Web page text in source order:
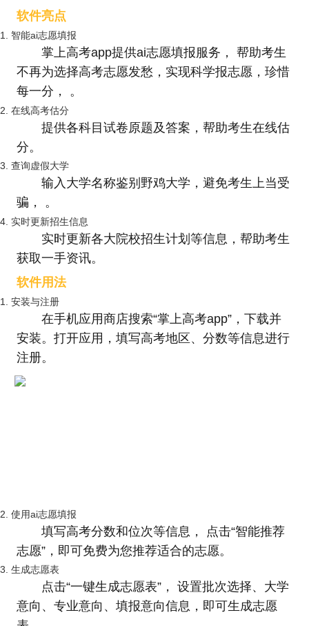
软件亮点
1. 智能ai志愿填报
掌上高考app提供ai志愿填报服务， 帮助考生
不再为选择高考志愿发愁，实现科学报志愿，珍惜
每一分， 。
2. 在线高考估分
提供各科目试卷原题及答案，帮助考生在线估
分。
3. 查询虚假大学
输入大学名称鉴别野鸡大学，避免考生上当受
骗， 。
4. 实时更新招生信息
实时更新各大院校招生计划等信息，帮助考生
获取一手资讯。
软件用法
1. 安装与注册
在手机应用商店搜索“掌上高考app”，下载并
安装。打开应用，填写高考地区、分数等信息进行
注册。
2. 使用ai志愿填报
填写高考分数和位次等信息， 点击“智能推荐
志愿”，即可免费为您推荐适合的志愿。
3. 生成志愿表
点击“一键生成志愿表”， 设置批次选择、大学
意向、专业意向、填报意向信息，即可生成志愿